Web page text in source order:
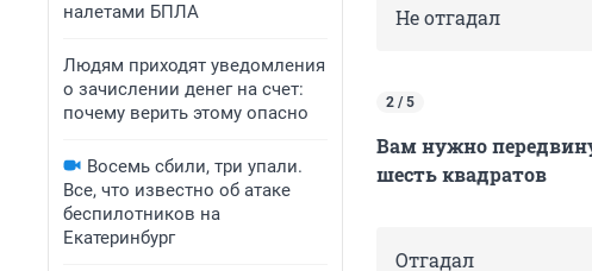
налетами БПЛА
Людям приходят уведомления
о зачислении денег на счет:
почему верить этому опасно
Восемь сбили, три упали.
Все, что известно об атаке
беспилотников на
Екатеринбург
Не отгадал
2 / 5
Вам нужно
шесть квадратов
Отгадал